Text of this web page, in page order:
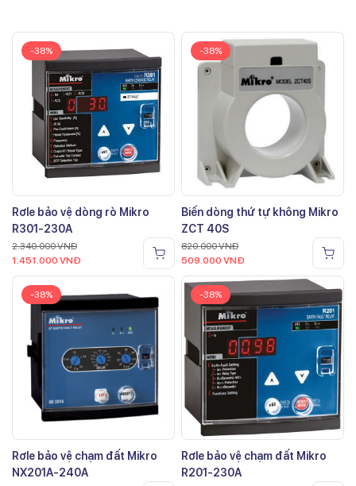
-38%
Rơle bảo vệ dòng rò Mikro
R301-230A
2.340.000VNĐ
1.451.000 VNĐ
-38%
Biến dòng thứ tự không Mikro
ZCT 40S
820.000VNĐ
509.000 VNĐ
-38%
Rơle bảo vệ chạm đất Mikro
NX201A-240A
-38%
Rơle bảo vệ chạm đất Mikro
R201-230A